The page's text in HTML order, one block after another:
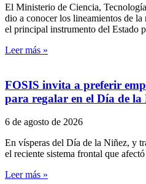
El Ministerio de Ciencia,
dio a conocer los lineamientos de
el principal instrumento del Estado
Leer más »
FOSIS invita a preferir
para regalar en el Día de la
6 de agosto de 2026
En vísperas del Día de la Niñez, y
el reciente sistema frontal que
Leer más »